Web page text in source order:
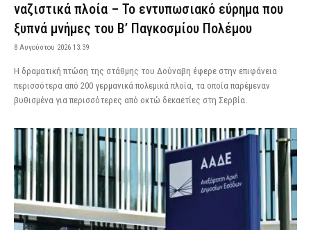
ναζιστικά πλοία – Το εντυπωσιακό εύρημα που
ξυπνά μνήμες του Β’ Παγκοσμίου Πολέμου
8 Αυγούστου 2026 13:39
Η δραματική πτώση της στάθμης του Δούναβη έφερε στην επιφάνεια
περισσότερα από 200 γερμανικά πολεμικά πλοία, τα οποία παρέμεναν
βυθισμένα για περισσότερες από οκτώ δεκαετίες στη Σερβία.